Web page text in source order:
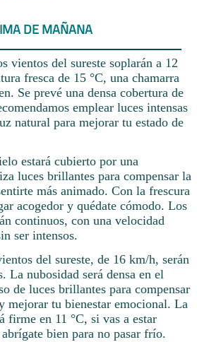
DE MAÑANA
vientos del sureste soplarán a 12
fresca de 15 °C, una chamarra
Se prevé una densa cobertura de
emplear luces intensas
natural para mejorar tu estado de
estará cubierto por una
luces brillantes para compensar la
más animado. Con la frescura
acogedor y quédate cómodo. Los
continuos, con una velocidad
ser intensos.
del sureste, de 16 km/h, serán
La nubosidad será densa en el
de luces brillantes para compensar
mejorar tu bienestar emocional. La
firme en 11 °C, si vas a estar
bien para no pasar frío.